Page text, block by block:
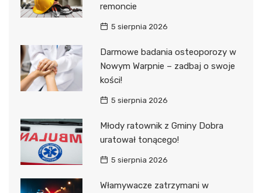
remoncie
5 sierpnia 2026
Darmowe badania osteoporozy w
Nowym Warpnie – zadbaj o swoje
kości!
5 sierpnia 2026
Młody ratownik z Gminy Dobra
uratował tonącego!
5 sierpnia 2026
Włamywacze zatrzymani w